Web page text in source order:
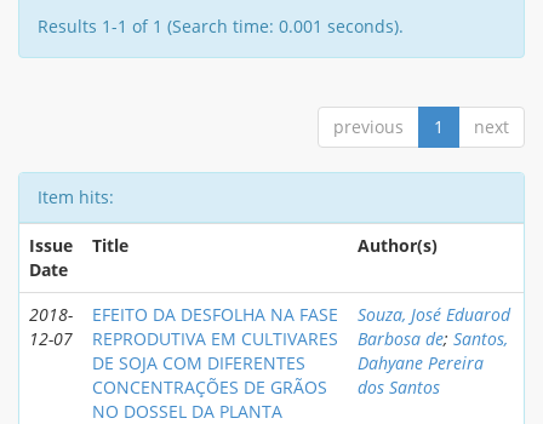
Results 1-1 of 1 (Search time: 0.001 seconds).
previous 1 next
Item hits:
Issue
Date
Title Author(s)
2018-
12-07
EFEITO DA DESFOLHA NA FASE
REPRODUTIVA EM CULTIVARES
DE SOJA COM DIFERENTES
CONCENTRAÇÕES DE GRÃOS
NO DOSSEL DA PLANTA
Souza, José Eduarod
Barbosa de; Santos,
Dahyane Pereira
dos Santos